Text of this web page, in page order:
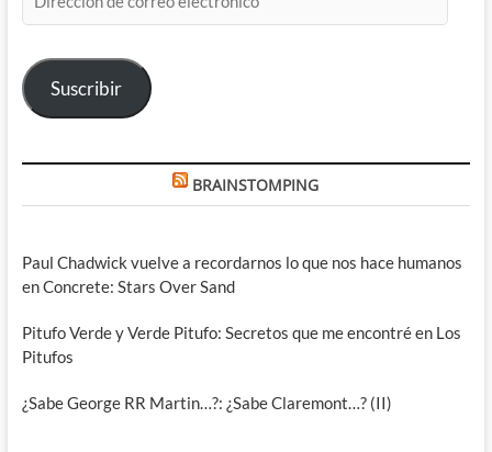
de
electrónico
Suscribir
BRAINSTOMPING
Paul Chadwick vuelve a recordarnos lo que nos hace humanos
en Concrete: Stars Over Sand
Pitufo Verde y Verde Pitufo: Secretos que me encontré en Los
Pitufos
¿Sabe George RR Martin…?: ¿Sabe Claremont…? (II)